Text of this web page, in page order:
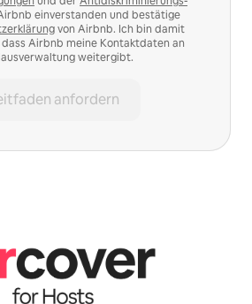
einverstanden und bestätige
von Airbnb. Ich bin damit
Airbnb meine Kontaktdaten an
weitergibt.
anfordern